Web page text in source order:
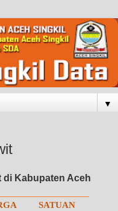
▼
di Kabupaten Aceh
SATUAN